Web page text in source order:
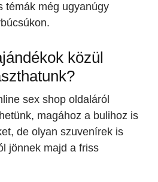
témák még ugyanúgy
közül
sex shop oldaláról
magához a bulihoz is
de olyan szuvenírek is
jönnek majd a friss